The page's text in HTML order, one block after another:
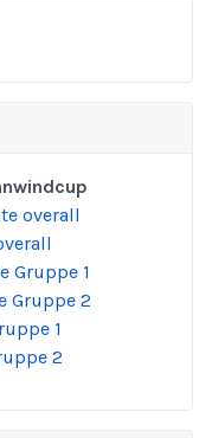
overall
Gruppe 1
Gruppe 2
1
2